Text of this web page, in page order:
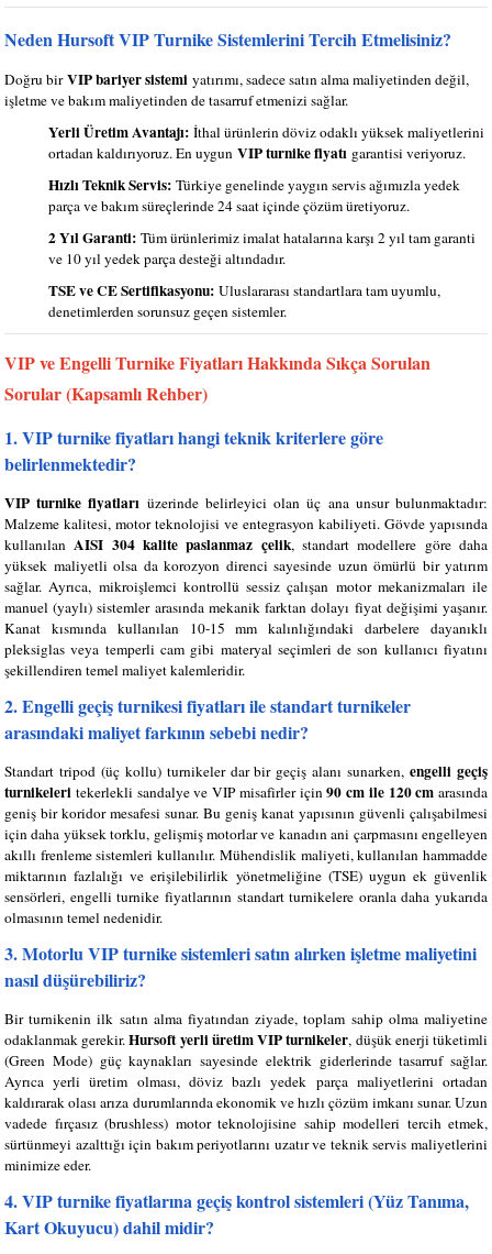
Neden Hursoft VIP Turnike Sistemlerini Tercih Etmelisiniz?
Doğru birVIP bariyer sistemi yatırımı, sadece satın alma maliyetinden değil,
işletme ve bakım maliyetinden de tasarruf etmenizi sağlar.
Yerli Üretim Avantajı: İthal ürünlerin döviz odaklı yüksek maliyetlerini
ortadan kaldırıyoruz. En uygun VIP turnike fiyatı garantisi veriyoruz.
Hızlı Teknik Servis: Türkiye genelinde yaygın servis ağımızla yedek
parça ve bakım süreçlerinde 24 saat içinde çözüm üretiyoruz.
2 Yıl Garanti: Tüm ürünlerimiz imalat hatalarına karşı 2 yıl tam garanti
ve 10 yıl yedek parça desteği altındadır.
TSE ve CE Sertifikasyonu: Uluslararası standartlara tam uyumlu,
denetimlerden sorunsuz geçen sistemler.
VIP ve Engelli Turnike Fiyatları Hakkında Sıkça Sorulan
Sorular (Kapsamlı Rehber)
1. VIP turnike fiyatları hangi teknik kriterlere göre
belirlenmektedir?
VIP turnike fiyatları üzerinde belirleyici olan üç ana unsur bulunmaktadır:
Malzeme kalitesi, motor teknolojisi ve entegrasyon kabiliyeti. Gövde yapısında
kullanılanAISI 304 kalite paslanmaz çelik, standart modellere göre daha
yüksek maliyetli olsa da korozyon direnci sayesinde uzun ömürlü bir yatırım
sağlar. Ayrıca, mikroişlemci kontrollü sessiz çalışan motor mekanizmaları ile
manuel (yaylı) sistemler arasında mekanik farktan dolayı fiyat değişimi yaşanır.
Kanat kısmında kullanılan 10-15 mm kalınlığındaki darbelere dayanıklı
pleksiglas veya temperli cam gibi materyal seçimleri de son kullanıcı fiyatını
şekillendiren temel maliyet kalemleridir.
2. Engelli geçiş turnikesi fiyatları ile standart turnikeler
arasındaki maliyet farkının sebebi nedir?
Standart tripod (üç kollu) turnikeler dar bir geçiş alanı sunarken,engelli geçiş
turnikeleri tekerlekli sandalye ve VIP misafirler için90 cm ile 120 cm arasında
geniş bir koridor mesafesi sunar. Bu geniş kanat yapısının güvenli çalışabilmesi
için daha yüksek torklu, gelişmiş motorlar ve kanadın ani çarpmasını engelleyen
akıllı frenleme sistemleri kullanılır. Mühendislik maliyeti, kullanılan hammadde
miktarının fazlalığı ve erişilebilirlik yönetmeliğine (TSE) uygun ek güvenlik
sensörleri, engelli turnike fiyatlarının standart turnikelere oranla daha yukarıda
olmasının temel nedenidir.
3. Motorlu VIP turnike sistemleri satın alırken işletme maliyetini
nasıl düşürebiliriz?
Bir turnikenin ilk satın alma fiyatından ziyade, toplam sahip olma maliyetine
odaklanmak gerekir.Hursoft yerli üretim VIP turnikeler, düşük enerji tüketimli
(Green Mode) güç kaynakları sayesinde elektrik giderlerinde tasarruf sağlar.
Ayrıca yerli üretim olması, döviz bazlı yedek parça maliyetlerini ortadan
kaldırarak olası arıza durumlarında ekonomik ve hızlı çözüm imkanı sunar. Uzun
vadede fırçasız (brushless) motor teknolojisine sahip modelleri tercih etmek,
sürtünmeyi azalttığı için bakım periyotlarını uzatır ve teknik servis maliyetlerini
minimize eder.
4. VIP turnike fiyatlarına geçiş kontrol sistemleri (Yüz Tanıma,
Kart Okuyucu) dahil midir?